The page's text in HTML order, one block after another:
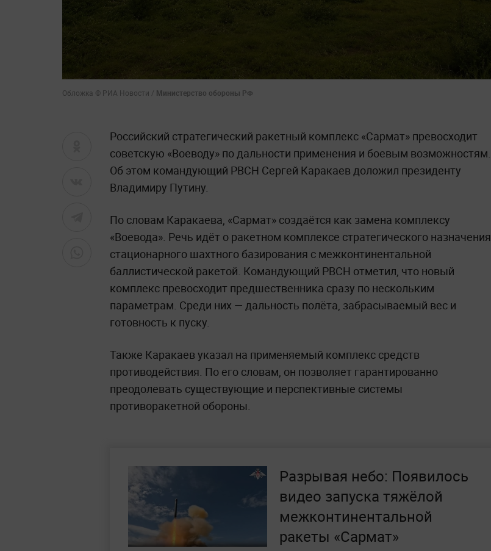
Обложка © РИА Новости / Министерство обороны РФ
Российский стратегический ракетный комплекс «Сармат» превосходит
советскую «Воеводу» по дальности применения и боевым возможностям.
Об этом командующий РВСН Сергей Каракаев доложил президенту
Владимиру Путину.
По словам Каракаева, «Сармат» создаётся как замена комплексу
«Воевода». Речь идёт о ракетном комплексе стратегического назначения
стационарного шахтного базирования с межконтинентальной
баллистической ракетой. Командующий РВСН отметил, что новый
комплекс превосходит предшественника сразу по нескольким
параметрам. Среди них — дальность полёта, забрасываемый вес и
готовность к пуску.
Также Каракаев указал на применяемый комплекс средств
противодействия. По его словам, он позволяет гарантированно
преодолевать существующие и перспективные системы
противоракетной обороны.
Разрывая небо: Появилось
видео запуска тяжёлой
межконтинентальной
ракеты «Сармат»